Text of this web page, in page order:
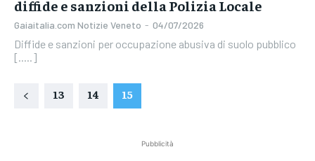
diffide e sanzioni della Polizia Locale
Gaiaitalia.com Notizie Veneto - 04/07/2026
Diffide e sanzioni per occupazione abusiva di suolo pubblico
[.....]
13 14 15
Pubblicità